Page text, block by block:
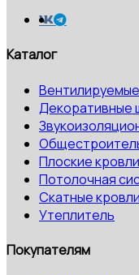
Каталог
Декоративные
Плоские
Потолочная
Скатные кровли
Утеплитель
Покупателям